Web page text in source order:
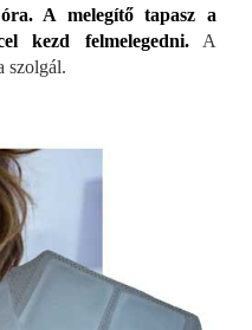
A melegítő tapasz a
kezd felmelegedni.A
szolgál.